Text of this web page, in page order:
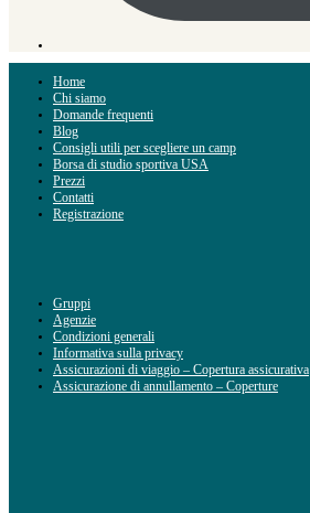
Home
Chi siamo
Domande frequenti
Blog
Consigli utili per scegliere un camp
Borsa di studio sportiva USA
Prezzi
Contatti
Registrazione
Gruppi
Agenzie
Condizioni generali
Informativa sulla privacy
Assicurazioni di viaggio – Copertura assicurativa
Assicurazione di annullamento – Coperture